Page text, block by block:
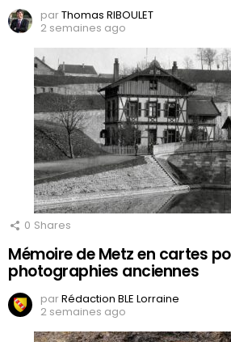
parThomas RIBOULET
2 semaines ago
0 Shares
Mémoire de Metz en cartes
photographies anciennes
parRédaction BLE Lorraine
2 semaines ago